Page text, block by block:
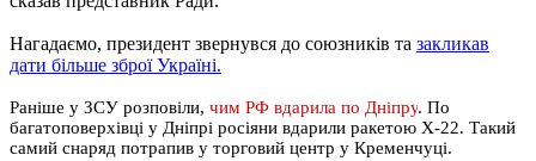
Нагадаємо, президент звернувся до союзників та закликав
дати більше зброї Україні.
Раніше у ЗСУ розповіли, чим РФ вдарила по Дніпру. По
багатоповерхівці у Дніпрі росіяни вдарили ракетою Х-22. Такий
самий снаряд потрапив у торговий центр у Кременчуці.